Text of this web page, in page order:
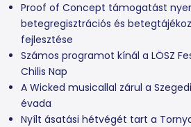
Proof of Concept támogatást
betegregisztrációs és
fejlesztése
Számos programot kínál a LÖSZ
Chilis Nap
A Wicked musicallal zárul a
évada
Nyílt ásatási hétvégét tart a